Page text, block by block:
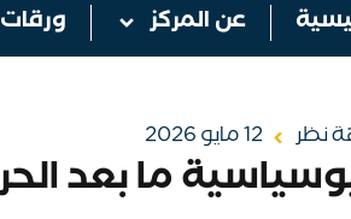
عن المركز
نظر 12 مايو 2026
ما بعد